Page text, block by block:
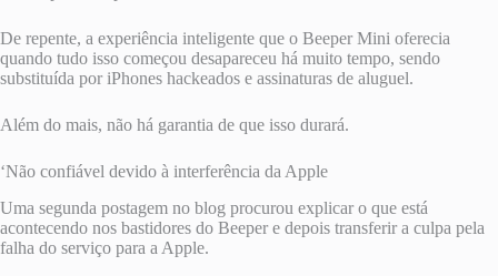
De repente, a experiência inteligente que o Beeper Mini oferecia
quando tudo isso começou desapareceu há muito tempo, sendo
substituída por iPhones hackeados e assinaturas de aluguel.
Além do mais, não há garantia de que isso durará.
‘Não confiável devido à interferência da Apple
Uma segunda postagem no blog procurou explicar o que está
acontecendo nos bastidores do Beeper e depois transferir a culpa pela
falha do serviço para a Apple.